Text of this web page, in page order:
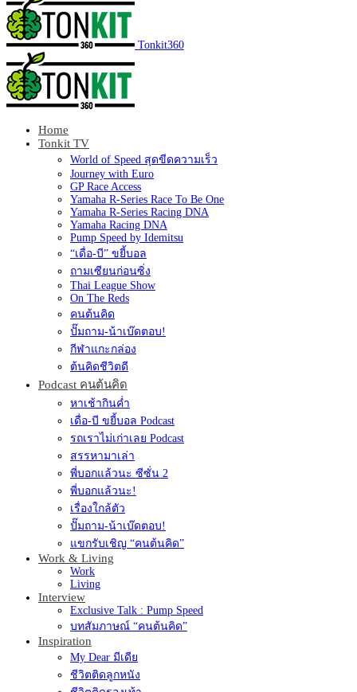
Tonkit360
Home
Tonkit TV
World of Speed สุดขีดความเร็ว
Journey with Euro
GP Race Access
Yamaha R-Series Race To Be One
Yamaha R-Series Racing DNA
Yamaha Racing DNA
Pump Speed by Idemitsu
“เดื่อ-บี” ขยี้บอล
ถามเซียนก่อนซิ่ง
Thai League Show
On The Reds
คนต้นคิด
ปั๊มถาม-น้าเบ๊ดตอบ!
กีฬาแกะกล่อง
ต้นคิดชีวิตดี
Podcast คนต้นคิด
หาเช้ากินค่ำ
เดื่อ-บี ขยี้บอล Podcast
รถเราไม่เก่าเลย Podcast
สรรหามาเล่า
พี่บอกแล้วนะ ซีซั่น 2
พี่บอกแล้วนะ!
เรื่องใกล้ตัว
ปั๊มถาม-น้าเบ๊ดตอบ!
แขกรับเชิญ “คนต้นคิด”
Work & Living
Work
Living
Interview
Exclusive Talk : Pump Speed
บทสัมภาษณ์ “คนต้นคิด”
Inspiration
My Dear มีเดีย
ชีวิตติดลูกหนัง